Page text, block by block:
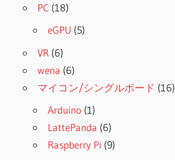
PC (18)
eGPU (5)
VR (6)
wena (6)
マイコン/シングルボード (16)
Arduino (1)
LattePanda (6)
Raspberry Pi (9)